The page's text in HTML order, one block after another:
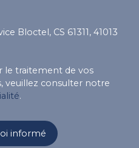
Bloctel, CS 61311, 41013
le traitement de vos
veuillez consulter notre
.
informé